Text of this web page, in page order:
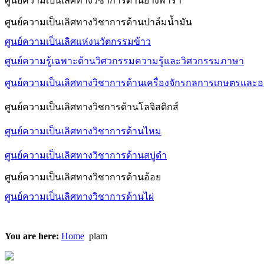
ศูนย์ความเป็นเลิศทางวิชาการด้านปาล์มน้ำมัน
ศูนย์ความเป็นเลิศแห่งนวัตกรรมข้าว
ศูนย์ความรู้เฉพาะด้านวิศวกรรมความรู้และวิศวกรรมภาษา
ศูนย์ความเป็นเลิศทางวิชาการด้านเครื่องจักรกลการเกษตรและ
ศูนย์ความเป็นเลิศทางวิชการด้านโลจิสติกส์
ศูนย์ความเป็นเลิศทางวิชาการด้านไหม
ศูนย์ความเป็นเลิศทางวิชาการด้านสบู่ดำ
ศูนย์ความเป็นเลิศทางวิชาการด้านอ้อย
ศูนย์ความเป็นเลิศทางวิชาการด้านไผ่
You are here: Home plam